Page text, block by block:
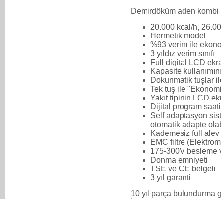
Demirdöküm aden kombi
20.000 kcal/h,
Hermetik model
%93 verim ile
3 yıldız verim sınıfı
Full digital LCD
Kapasite
Dokunmatik tuşlar
Tek tuş ile
Yakıt tipinin LCD
Dijital program
Self adaptasyon
otomatik adapte
Kademesiz full
EMC filtre
175-300V besleme
Donma emniyeti
TSE ve CE belgeli
3 yıl garanti
10 yıl parça bulundurma